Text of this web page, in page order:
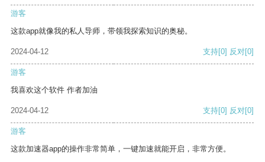
游客
这款app就像我的私人导师，带领我探索知识的奥秘。
2024-04-12 支持[0] 反对[0]
游客
我喜欢这个软件 作者加油
2024-04-12 支持[0] 反对[0]
游客
这款加速器app的操作非常简单，一键加速就能开启，非常方便。